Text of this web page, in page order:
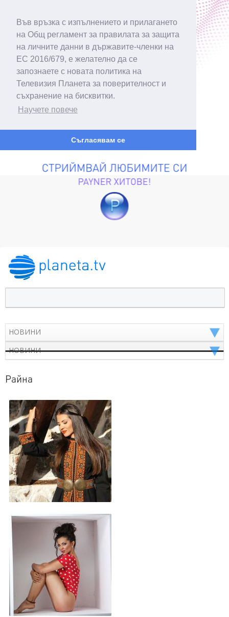
Във връзка с изпълнението и прилагането
на Общ регламент за правилата за защита
на личните данни в държавите-членки на
ЕС 2016/679, е желателно да се
запознаете с новата политика на
Телевизия Планета за поверителност и
съхранение на бисквитки.
Научете повече
Съгласявам се
Райна